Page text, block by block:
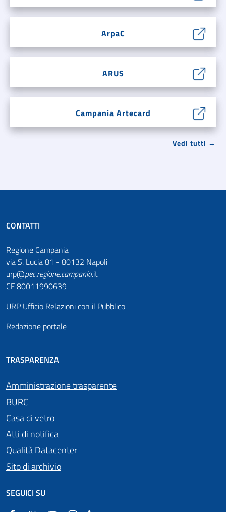
ArpaC
ARUS
Campania Artecard
Vedi tutti →
CONTATTI
Regione Campania
via S. Lucia 81 - 80132 Napoli
urp@pec.regione.campania.it
CF 80011990639
URP Ufficio Relazioni con il Pubblico
Redazione portale
TRASPARENZA
Amministrazione trasparente
BURC
Casa di vetro
Atti di notifica
Qualità Datacenter
Sito di archivio
SEGUICI SU